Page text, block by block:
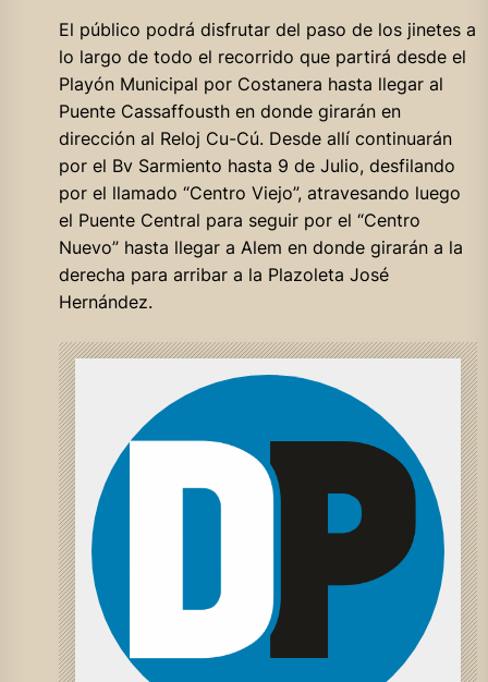
El público podrá disfrutar del paso de los jinetes a
lo largo de todo el recorrido que partirá desde el
Playón Municipal por Costanera hasta llegar al
Puente Cassaffousth en donde girarán en
dirección al Reloj Cu-Cú. Desde allí continuarán
por el Bv Sarmiento hasta 9 de Julio, desfilando
por el llamado “Centro Viejo”, atravesando luego
el Puente Central para seguir por el “Centro
Nuevo” hasta llegar a Alem en donde girarán a la
derecha para arribar a la Plazoleta José
Hernández.